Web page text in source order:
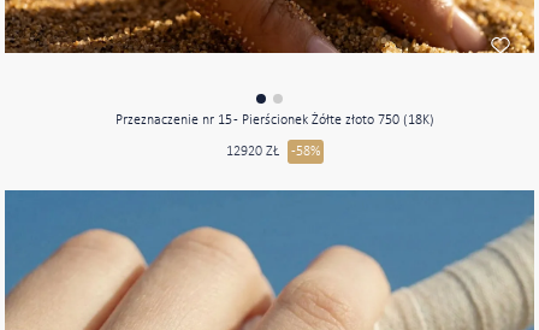
Przeznaczenie nr 15 - Pierścionek Żółte złoto 750 (18K)
12920 ZŁ -58%